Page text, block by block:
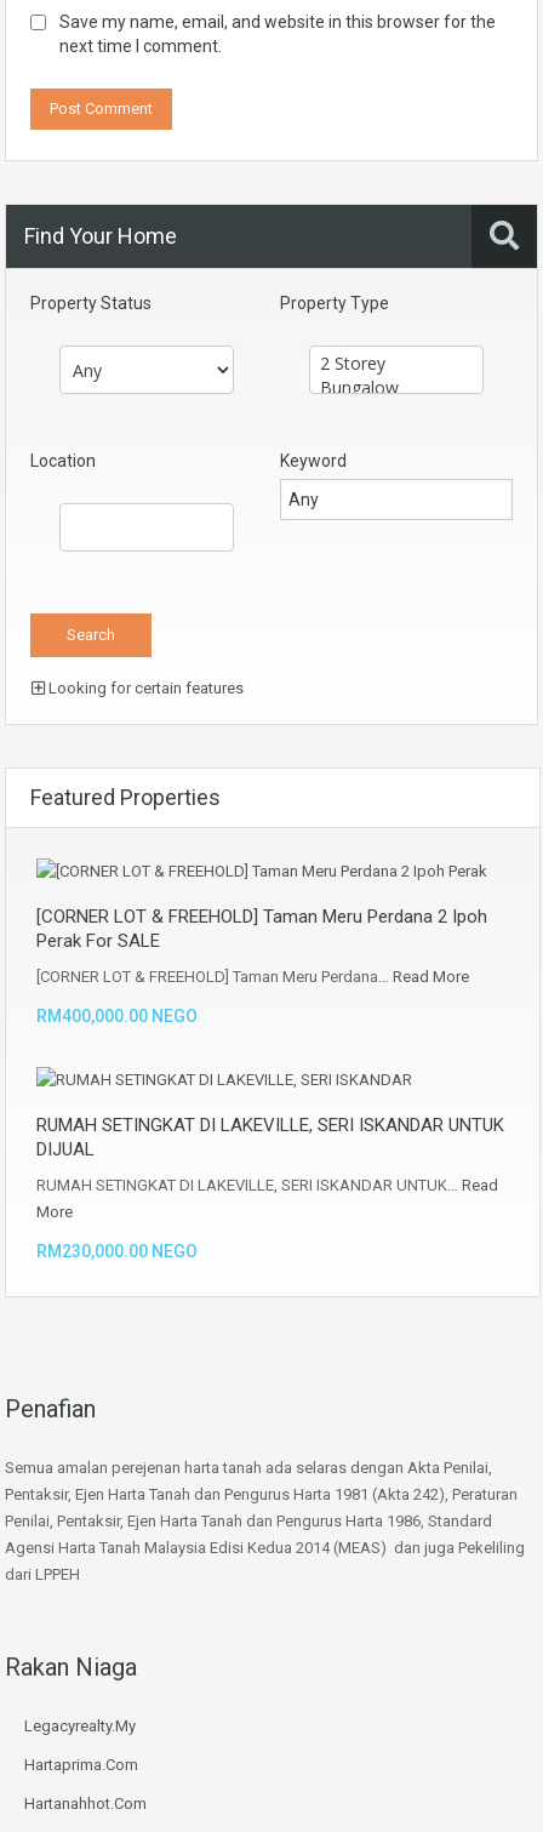
Save my name, email, and website in this browser for the
next time I comment.
Find Your Home
Property Status Property Type
Location Keyword
Looking for certain features
Featured Properties
[CORNER LOT & FREEHOLD] Taman Meru Perdana 2 Ipoh
Perak For SALE
[CORNER LOT & FREEHOLD] Taman Meru Perdana… Read More
RM400,000.00 NEGO
RUMAH SETINGKAT DI LAKEVILLE, SERI ISKANDAR UNTUK
DIJUAL
RUMAH SETINGKAT DI LAKEVILLE, SERI ISKANDAR UNTUK… Read
More
RM230,000.00 NEGO
Penafian
Semua amalan perejenan harta tanah ada selaras dengan Akta Penilai,
Pentaksir, Ejen Harta Tanah dan Pengurus Harta 1981 (Akta 242), Peraturan
Penilai, Pentaksir, Ejen Harta Tanah dan Pengurus Harta 1986, Standard
Agensi Harta Tanah Malaysia Edisi Kedua 2014 (MEAS) dan juga Pekeliling
dari LPPEH
Rakan Niaga
Legacyrealty.My
Hartaprima.Com
Hartanahhot.Com